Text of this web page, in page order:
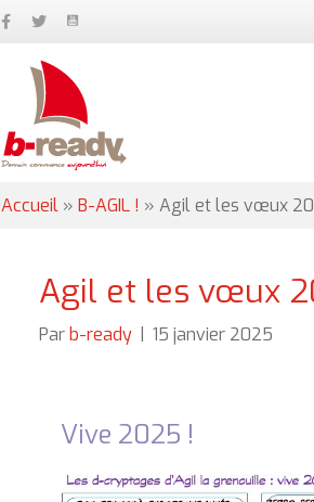
Accueil » B-AGIL ! » Agil et les vœux
Agil et les vœux
Par b-ready 15 janvier 2025
Vive 2025 !